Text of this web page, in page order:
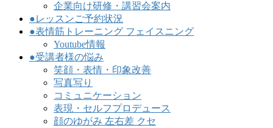
企業向け研修・講習会案内
●レッスンご予約状況
●表情筋トレーニング フェイスニング
Youtube情報
●受講者様の悩み
笑顔・表情・印象改善
写真写り
コミュニケーション
表現・セルフプロデュース
顔のゆがみ 左右差 クセ